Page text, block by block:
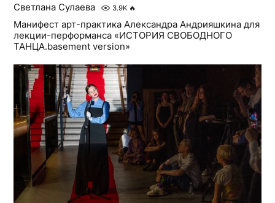
Светлана Сулаева 3.9K 🔥
Манифест арт-практика Александра Андрияшкина для
лекции-перформанса «ИСТОРИЯ СВОБОДНОГО
ТАНЦА.basement version»